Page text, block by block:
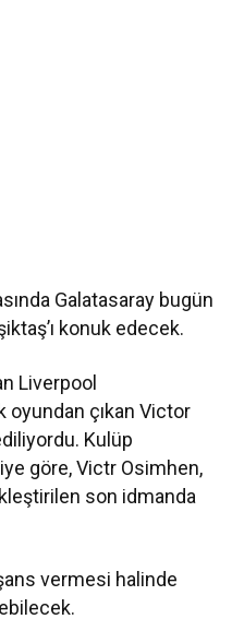
Galatasaray bugün
konuk edecek.
Liverpool
çıkan Victor
Kulüp
göre, Victr Osimhen,
son idmanda
vermesi halinde